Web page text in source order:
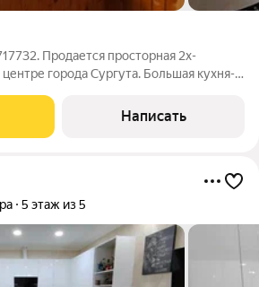
Продается просторная 2х-
города Сургута. Большая кухня-
комнаты разделены кухней.
Есть
Написать
5 этаж из 5